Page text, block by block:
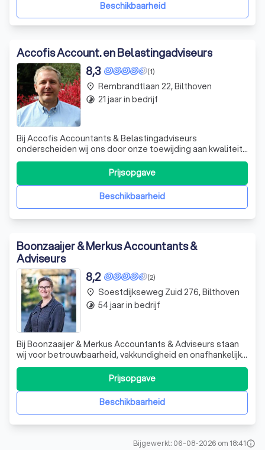
Beschikbaarheid
Accofis Account. en Belastingadviseurs
(1)
8,3
Bij Accofis Accountants & Belastingadviseurs
onderscheiden wij ons door onze toewijding aan kwaliteit
en betrouwbaarheid in het leveren van administratieve,
fiscale en bedrijfseconomische diensten aan zowel
ondernemers als particulieren. Sinds onze oprichting in
2000 hebben wij een rijke ervaring op
Beschikbaarheid
Prijsopgave
place Rembrandtlaan 22, Bilthoven
timelapse 21 jaar in bedrijf
Boonzaaijer & Merkus Accountants &
Adviseurs
(2)
8,2
Bij Boonzaaijer & Merkus Accountants & Adviseurs staan
wij voor betrouwbaarheid, vakkundigheid en onafhankelijk
advies. Onze kernwaarden zijn niet alleen richtlijnen; ze zijn
de essentie van onze dagelijkse praktijk. Wij begrijpen dat
u uw financiële en fiscale zaken met een gerust hart wilt
overdra
Beschikbaarheid
Prijsopgave
place Soestdijkseweg Zuid 276, Bilthoven
timelapse 54 jaar in bedrijf
Bijgewerkt: 06-08-2026 om 18:41info